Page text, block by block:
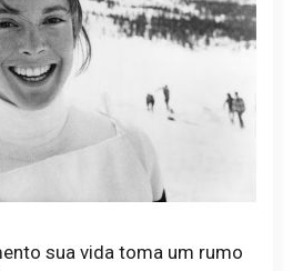
sua vida toma um rumo